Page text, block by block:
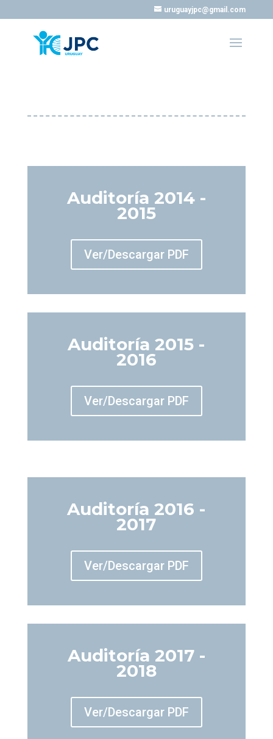
uruguayjpc@gmail.com
Auditoría 2014 -
2015
Ver/Descargar PDF
Auditoría 2015 -
2016
Ver/Descargar PDF
Auditoría 2016 -
2017
Ver/Descargar PDF
Auditoría 2017 -
2018
Ver/Descargar PDF